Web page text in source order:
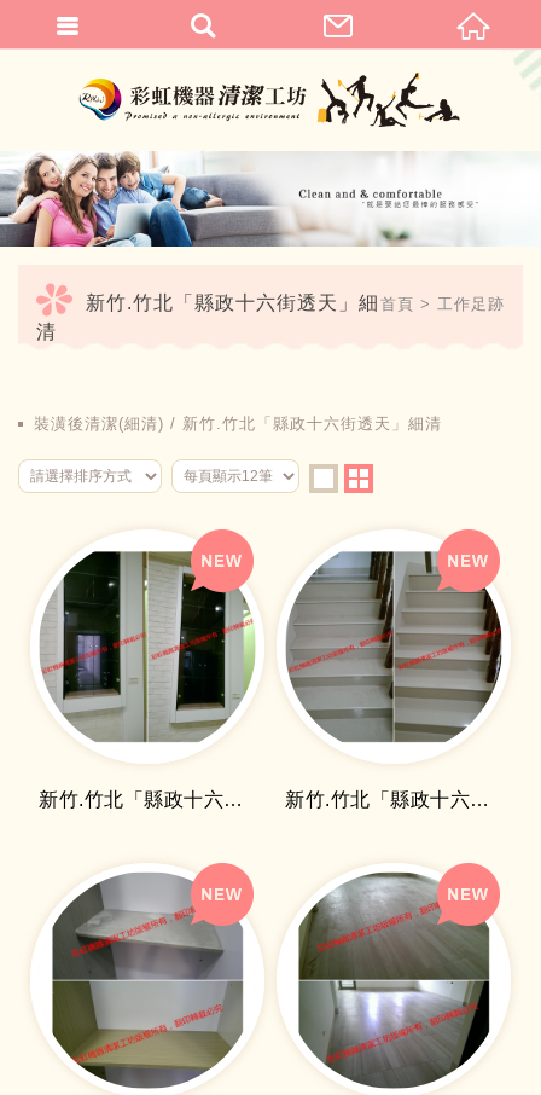
首頁 工作足跡
新竹.竹北「縣政十六街透天」細
清
裝潢後清潔(細清) 新竹.竹北「縣政十六街透天」細清
新竹.竹北「縣政十六街透天」櫃子細清 新竹.竹北「縣政十六街透天」樓梯細清